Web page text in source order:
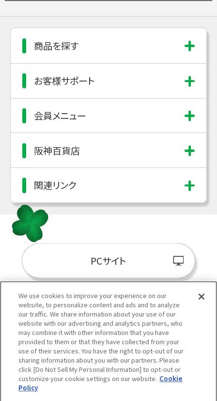
商品を探す
お客様サポート
会員メニュー
阪神百貨店
関連リンク
PCサイト
阪神百貨店E-
当サイトの表示価格は個別に税込・税抜等の記載がない場合は「税込価格」です。
We use cookies to improve your experience on our
website, to personalize content and ads and to analyze
our traffic. We share information about your use of our
website with our advertising and analytics partners, who
may combine it with other information that you have
provided to them or that they have collected from your
use of their services. You have the right to opt-out of our
sharing information about you with our partners. Please
click [Do Not Sell My Personal Information] to opt-out or
customize your cookie settings on our website. Cookie
Policy